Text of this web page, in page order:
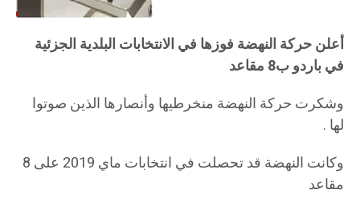
أعلن حركة النهضة فوزها في الانتخابات البلدية الجزئية
في باردو ب8 مقاعد
وشكرت حركة النهضة منخرطيها وأنصارها الذين صوتوا
لها .
وكانت النهضة قد تحصلت في انتخابات ماي 2019 على 8
مقاعد